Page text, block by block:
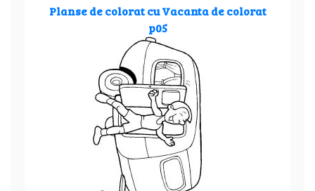
Planse de colorat cu Vacanta de colorat
p05